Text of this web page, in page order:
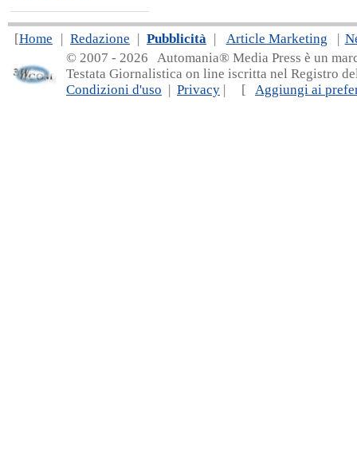
[Home | Redazione | Pubblicità | Article Marketing |
© 2007 - 2026 Automania® Media Press è un
Testata Giornalistica on line iscritta nel Registro
Condizioni d'uso | Privacy | [ Aggiungi ai